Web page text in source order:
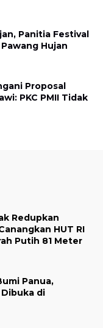
Panitia Festival
Hujan
Proposal
PKC PMII Tidak
Redupkan
HUT RI
Putih 81 Meter
Panua,
Dibuka di